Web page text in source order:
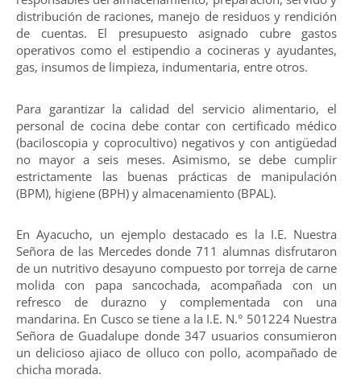
distribución de raciones, manejo de residuos y rendición
de cuentas. El presupuesto asignado cubre gastos
operativos como el estipendio a cocineras y ayudantes,
gas, insumos de limpieza, indumentaria, entre otros.
Para garantizar la calidad del servicio alimentario, el
personal de cocina debe contar con certificado médico
(baciloscopia y coprocultivo) negativos y con antigüedad
no mayor a seis meses. Asimismo, se debe cumplir
estrictamente las buenas prácticas de manipulación
(BPM), higiene (BPH) y almacenamiento (BPAL).
En Ayacucho, un ejemplo destacado es la I.E. Nuestra
Señora de las Mercedes donde 711 alumnas disfrutaron
de un nutritivo desayuno compuesto por torreja de carne
molida con papa sancochada, acompañada con un
refresco de durazno y complementada con una
mandarina. En Cusco se tiene a la I.E. N.° 501224 Nuestra
Señora de Guadalupe donde 347 usuarios consumieron
un delicioso ajiaco de olluco con pollo, acompañado de
chicha morada.